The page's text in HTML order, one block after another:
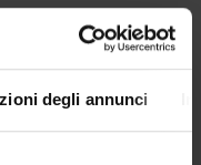
degli annunci